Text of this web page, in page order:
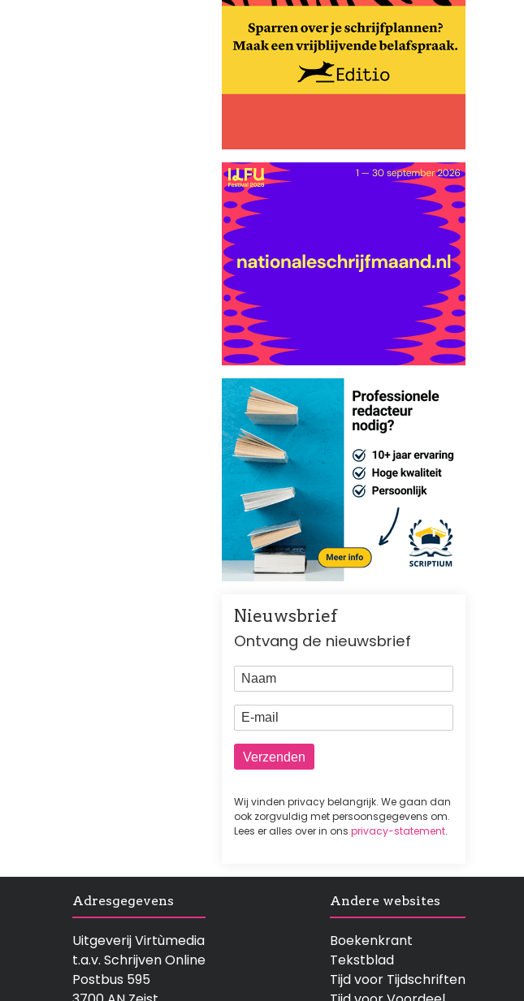
Nieuwsbrief
Ontvang de nieuwsbrief
Naam
E-mail
Wij vinden privacy belangrijk. We gaan dan
ook zorgvuldig met persoonsgegevens om.
Lees er alles over in ons privacy-statement.
Adresgegevens
Uitgeverij Virtùmedia
t.a.v. Schrijven Online
Postbus 595
Andere websites
Boekenkrant
Tekstblad
Tijd voor Tijdschriften